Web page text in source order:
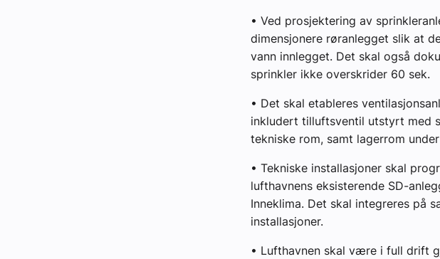
• Ved prosjektering av
dimensjonere røranlegget slik at
vann innlegget. Det skal også
sprinkler ikke overskrider 60 sek.
• Det skal etableres
inkludert tilluftsventil utstyrt med
tekniske rom, samt lagerrom
• Tekniske installasjoner skal
lufthavnens eksisterende SD-
Inneklima. Det skal integreres på
installasjoner.
• Lufthavnen skal være i full drift